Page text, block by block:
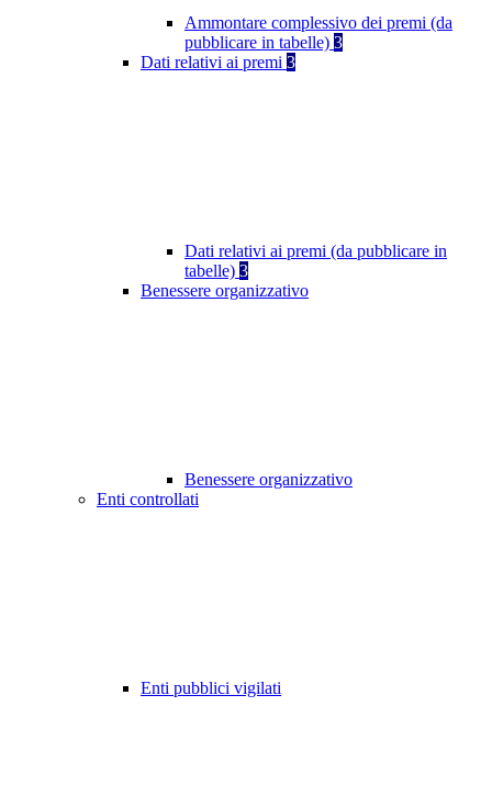
Ammontare complessivo dei premi (da
pubblicare in tabelle) 3
Dati relativi ai premi 3
Dati relativi ai premi (da pubblicare in
tabelle) 3
Benessere organizzativo
Benessere organizzativo
Enti controllati
Enti pubblici vigilati